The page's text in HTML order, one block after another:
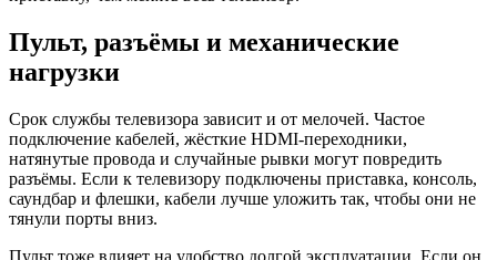
Пульт, разъёмы и механические
нагрузки
Срок службы телевизора зависит и от мелочей. Частое
подключение кабелей, жёсткие HDMI-переходники,
натянутые провода и случайные рывки могут повредить
разъёмы. Если к телевизору подключены приставка, консоль,
саундбар и флешки, кабели лучше уложить так, чтобы они не
тянули порты вниз.
Пульт тоже влияет на удобство долгой эксплуатации. Если он